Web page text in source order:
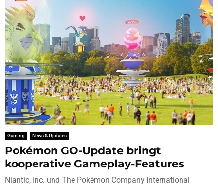
Gaming News & Updates
Pokémon GO-Update bringt
kooperative Gameplay-Features
Niantic, Inc. und The Pokémon Company International